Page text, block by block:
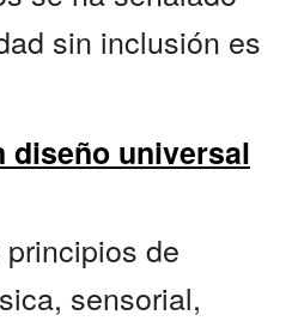
sin inclusión es
diseño universal
de
sensorial,